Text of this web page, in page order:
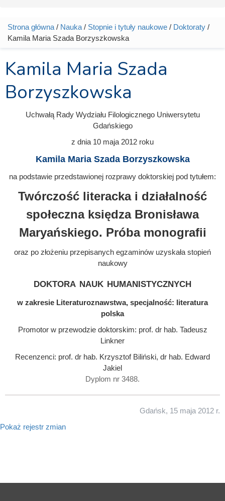
Jesteś tutaj
Strona główna / Nauka / Stopnie i tytuły naukowe / Doktoraty /
Kamila Maria Szada Borzyszkowska
Kamila Maria Szada
Borzyszkowska
Uchwałą Rady Wydziału Filologicznego Uniwersytetu
Gdańskiego
z dnia 10 maja 2012 roku
Kamila Maria Szada Borzyszkowska
na podstawie przedstawionej rozprawy doktorskiej pod tytułem:
Twórczość literacka i działalność
społeczna księdza Bronisława
Maryańskiego. Próba monografii
oraz po złożeniu przepisanych egzaminów uzyskała stopień
naukowy
doktora nauk humanistycznych
w zakresie Literaturoznawstwa, specjalność: literatura
polska
Promotor w przewodzie doktorskim: prof. dr hab. Tadeusz
Linkner
Recenzenci: prof. dr hab. Krzysztof Biliński, dr hab. Edward
Jakiel
Dyplom nr 3488.
Gdańsk, 15 maja 2012 r.
Pokaż rejestr zmian